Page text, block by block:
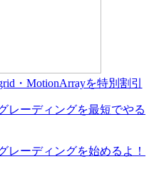
・MotionArrayを特別割引
レーディングを最短でやる
レーディングを始めるよ！